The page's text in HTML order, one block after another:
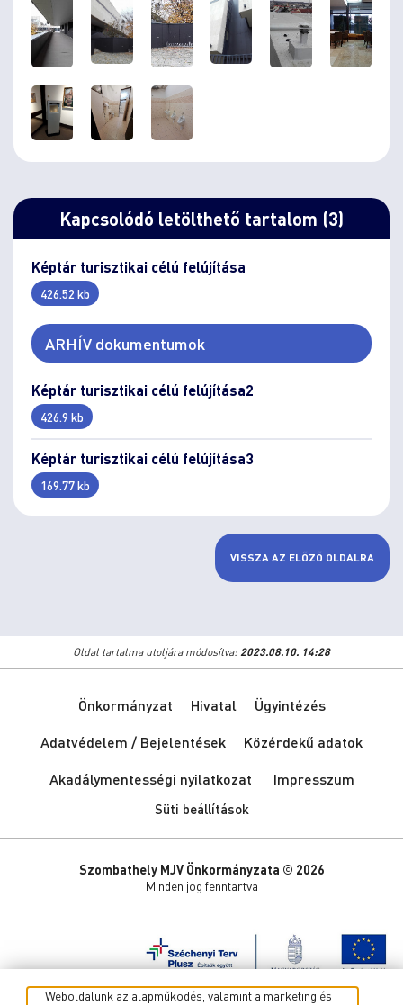
Kapcsolódó letölthető tartalom (3)
Képtár turisztikai célú felújítása
426.52 kb
ARHÍV dokumentumok
Képtár turisztikai célú felújítása2
426.9 kb
Képtár turisztikai célú felújítása3
169.77 kb
VISSZA AZ ELŐZŐ OLDALRA
Oldal tartalma utoljára módosítva: 2023.08.10. 14:28
Önkormányzat Hivatal
Ügyintézés
Adatvédelem / Bejelentések
Közérdekű adatok
Akadálymentességi nyilatkozat
Impresszum
Süti beállítások
Szombathely MJV Önkormányzata © 2026
Minden jog fenntartva
Weboldalunk az alapműködés, valamint a marketing és